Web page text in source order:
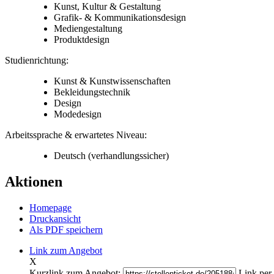
Kunst, Kultur & Gestaltung
Grafik- & Kommunikationsdesign
Mediengestaltung
Produktdesign
Studienrichtung:
Kunst & Kunstwissenschaften
Bekleidungstechnik
Design
Modedesign
Arbeitssprache & erwartetes Niveau:
Deutsch (verhandlungssicher)
Aktionen
Homepage
Druckansicht
Als PDF speichern
Link zum Angebot
X